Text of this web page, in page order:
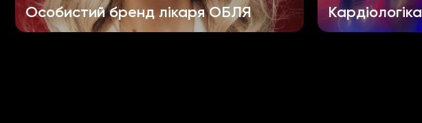
Особистий бренд лікаря ОБЛЯ Кардіологіка